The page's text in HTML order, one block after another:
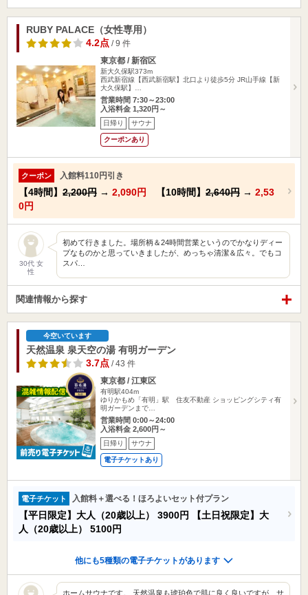
RUBY PALACE（女性専用）
4.2点 / 9 件
東京都 / 新宿区
新大久保駅373m
西武新宿線【西武新宿駅】北口より徒歩5分 JR山手線【新
大久保駅】…
営業時間 7:30～23:00
入浴料金 1,320円～
日帰り サウナ
クーポンあり
クーポン 入館料110円引き
【4時間】 2,200円 → 2,090円 【10時間】 2,640円 → 2,53
0円
30代 女
性
初めて行きました。場所柄＆24時間営業というのでかなりディー
プなものかと思っていきましたが、めっちゃ清潔＆広々。でもコ
スパ…
関連情報から探す
今空いています
天然温泉 泉天空の湯 有明ガーデン
3.7点 / 43 件
東京都 / 江東区
有明駅404m
ゆりかもめ「有明」駅 住友不動産 ショッピングシティ有
明ガーデンまで…
営業時間 0:00～24:00
入浴料金 2,600円～
日帰り サウナ
電子チケットあり
電子チケット 入館料＋選べる！ほろよいセット付プラン
【平日限定】大人（20歳以上） 3900円
【土日祝限定】大
人（20歳以上） 5100円
他にも5種類の電子チケットがあります
ホームサウナです。 天然温泉も琥珀色で肌に良く良いですが、サ